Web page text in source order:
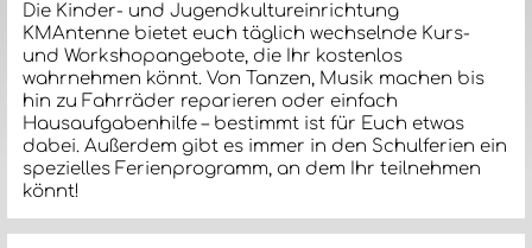
Die Kinder- und Jugendkultureinrichtung
KMAntenne bietet euch täglich wechselnde Kurs-
und Workshopangebote, die Ihr kostenlos
wahrnehmen könnt. Von Tanzen, Musik machen bis
hin zu Fahrräder reparieren oder einfach
Hausaufgabenhilfe – bestimmt ist für Euch etwas
dabei. Außerdem gibt es immer in den Schulferien ein
spezielles Ferienprogramm, an dem Ihr teilnehmen
könnt!